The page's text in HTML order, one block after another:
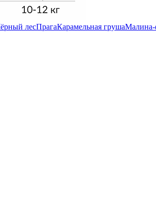
лесПрагаКарамельная грушаМалина-